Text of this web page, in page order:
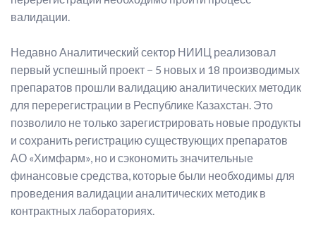
валидации.
Недавно Аналитический сектор НИИЦ реализовал
первый успешный проект − 5 новых и 18 производимых
препаратов прошли валидацию аналитических методик
для перерегистрации в Республике Казахстан. Это
позволило не только зарегистрировать новые продукты
и сохранить регистрацию существующих препаратов
АО «Химфарм», но и сэкономить значительные
финансовые средства, которые были необходимы для
проведения валидации аналитических методик в
контрактных лабораториях.